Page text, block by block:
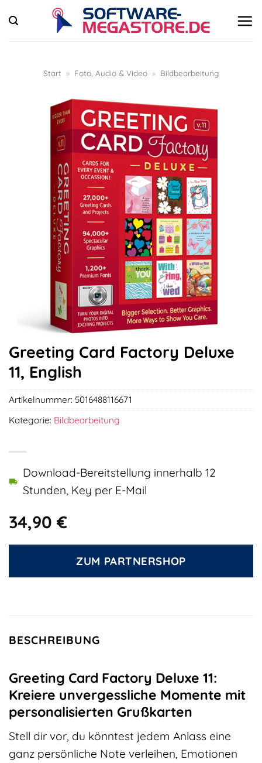
Inhalt
springen
Start » Foto, Audio & Video » Bildbearbeitung
Greeting Card Factory Deluxe
11, English
34,90€
Download-Bereitstellung innerhalb 12
Stunden, Key per E-Mail
ZUM PARTNERSHOP
Artikelnummer: 5016488116671
Kategorie: Bildbearbeitung
BESCHREIBUNG
Greeting Card Factory Deluxe 11:
Kreiere unvergessliche Momente mit
personalisierten Grußkarten
Stell dir vor, du könntest jedem Anlass eine
ganz persönliche Note verleihen, Emotionen